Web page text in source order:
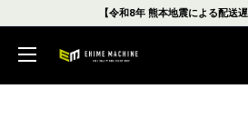
ン
【令和8年 熊本地震による配送
エ